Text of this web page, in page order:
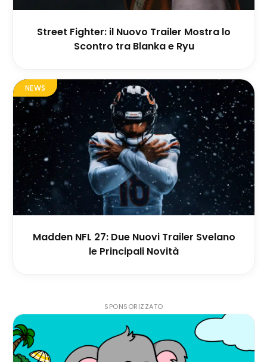
Street Fighter: il Nuovo Trailer Mostra lo
Scontro tra Blanka e Ryu
NEWS
Madden NFL 27: Due Nuovi Trailer Svelano
le Principali Novità
SPONSORIZZATO